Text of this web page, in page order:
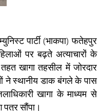
पार्टी (भाकपा) फतेहपुर
पर बढ़ते अत्याचारों के
खागा तहसील में जोरदार
ने स्थानीय डाक बंगले के पास
खागा के माध्यम से
पत्र सौंपा।